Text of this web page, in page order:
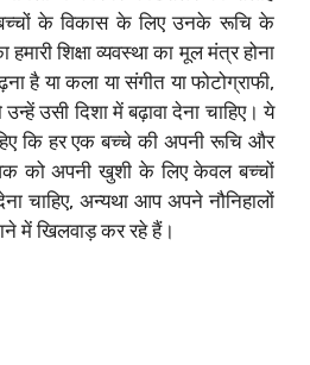
के विकास के लिए उनके रूचि के
शिक्षा व्यवस्था का मूल मंत्र होना
है या कला या संगीत या फोटोग्राफी,
उसी दिशा में बढ़ावा देना चाहिए। ये
कि हर एक बच्चे की अपनी रूचि और
को अपनी खुशी के लिए केवल बच्चों
चाहिए, अन्यथा आप अपने नौनिहालों
में खिलवाड़ कर रहे हैं।